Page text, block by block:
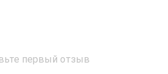
первый отзыв